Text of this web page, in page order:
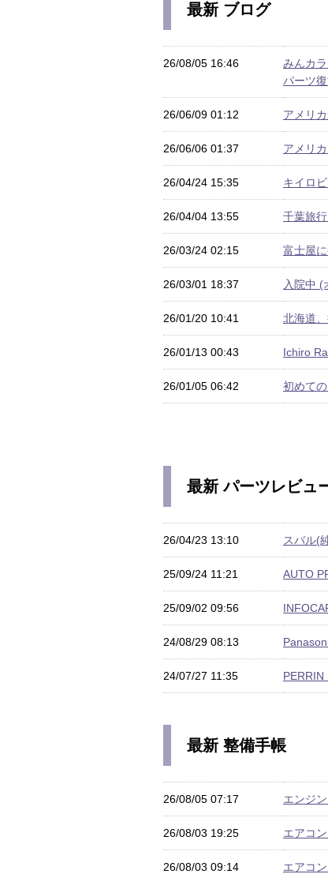
最新 ブログ
26/08/05 16:46
みんカ
パーツ
26/06/09 01:12 アメリ
26/06/06 01:37 アメリ
26/04/24 15:35 キイロ
26/04/04 13:55 千葉旅
26/03/24 02:15 富士屋
26/03/01 18:37 入院中 (
26/01/20 10:41 北海道
26/01/13 00:43 Ichiro
26/01/05 06:42 初めて
最新 パーツレビュ
26/04/23 13:10 スバル(
25/09/24 11:21 AUTO
25/09/02 09:56
24/08/29 08:13
24/07/27 11:35
最新 整備手帳
26/08/05 07:17 エンジ
26/08/03 19:25 エアコ
26/08/03 09:14 エアコ